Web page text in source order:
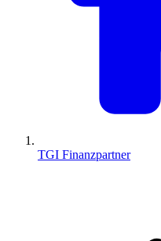
TGI Finanzpartner